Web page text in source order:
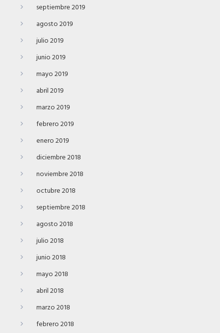
septiembre 2019
agosto 2019
julio 2019
junio 2019
mayo 2019
abril 2019
marzo 2019
febrero 2019
enero 2019
diciembre 2018
noviembre 2018
octubre 2018
septiembre 2018
agosto 2018
julio 2018
junio 2018
mayo 2018
abril 2018
marzo 2018
febrero 2018